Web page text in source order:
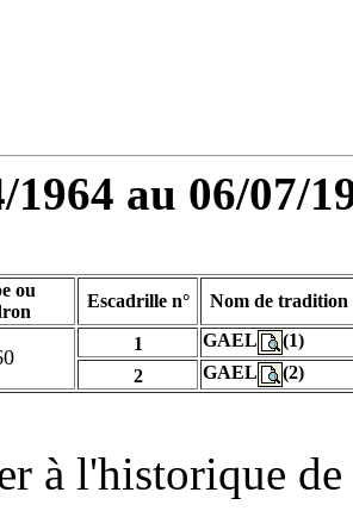
1964 au 06/07/
ou
Escadrille n° Nom de tradition
1 GAEL
(1)
2
GAEL (2)
à l'historique